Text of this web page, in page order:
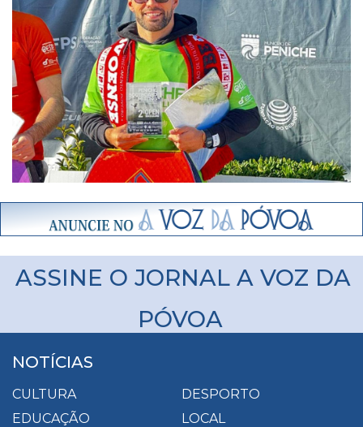
ASSINE O JORNAL A VOZ DA
PÓVOA
NOTÍCIAS
CULTURA
DESPORTO
EDUCAÇÃO
LOCAL